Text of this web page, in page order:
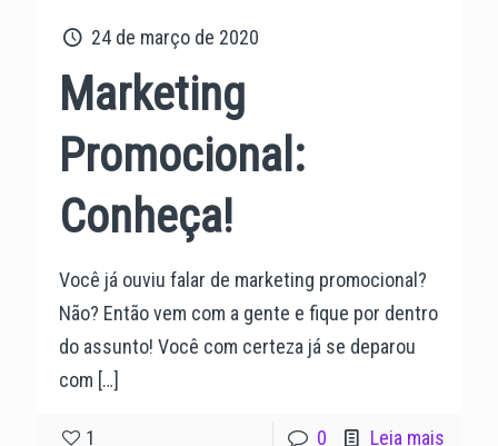
24 de março de 2020
Marketing
Promocional:
Conheça!
Você já ouviu falar de marketing promocional?
Não? Então vem com a gente e fique por dentro
do assunto! Você com certeza já se deparou
com […]
1 0 Leia mais